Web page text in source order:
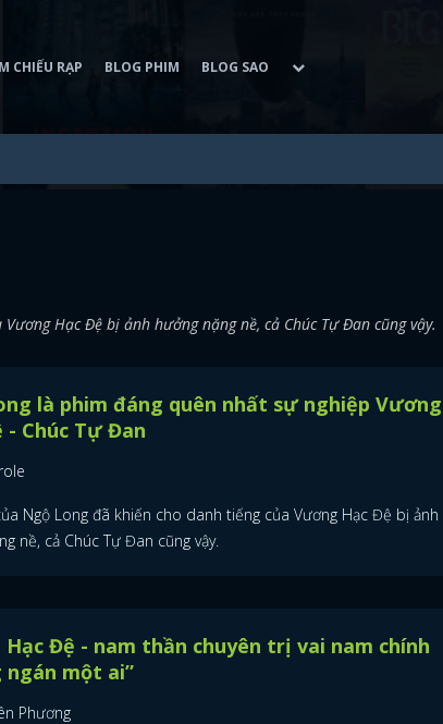
CHIẾU RẠP BLOG PHIM BLOG SAO
Hạc Đệ bị ảnh hưởng nặng nề, cả Chúc Tự Đan cũng vậy.
là phim đáng quên nhất sự nghiệp Vương
- Chúc Tự Đan
Ngộ Long đã khiến cho danh tiếng của Vương Hạc Đệ bị ảnh
nề, cả Chúc Tự Đan cũng vậy.
Đệ - nam thần chuyên trị vai nam chính
ngán một ai”
Phương